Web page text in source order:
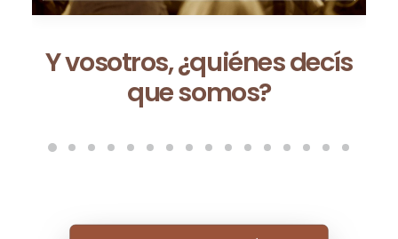
Ceuta no es una excepción:
es la consecuencia de un
modelo que fracasa cada